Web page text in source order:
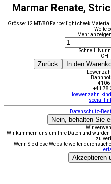
Marmar Renate,
Grösse: 12 MT/80 Farbe: light cheek
Wolle
Mehr anzeigen
Schnell! Nur
CHF
Zurück In den
4106
+41 78
social
Datenschutz-
Nein, behalten Sie
Wir
Wir kümmern uns um Ihre Daten und
zu
Wenn Sie diese Website weiter
Akzeptieren